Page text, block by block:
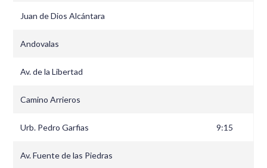
Juan de Dios Alcántara
Andovalas
Av. de la Libertad
Camino Arrieros
Urb. Pedro Garfias 9:15
Av. Fuente de las Piedras